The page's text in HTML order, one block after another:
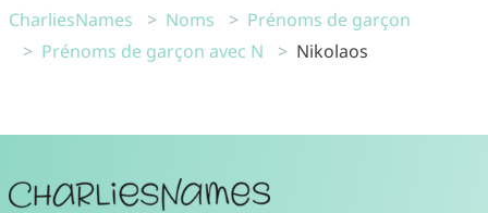
CharliesNames Noms
Prénoms de garçon
Prénoms de garçon avec N
Nikolaos